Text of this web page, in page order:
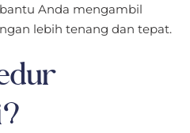
Anda mengambil
lebih tenang dan tepat.